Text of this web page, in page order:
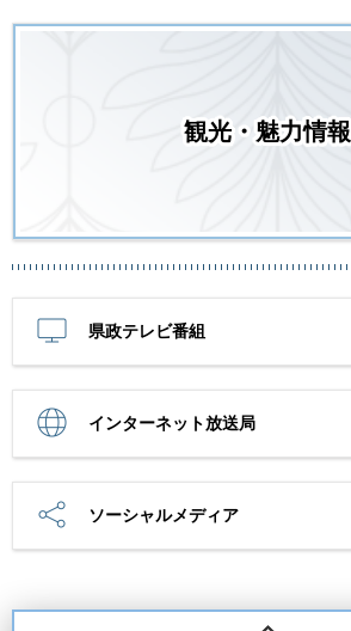
観光・魅力情報
県政テレビ番組
インターネット放送局
ソーシャルメディア